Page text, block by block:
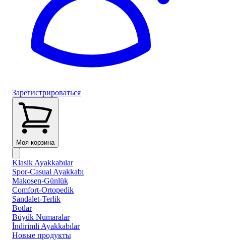
Зарегистрироваться
Моя корзина
Klasik Ayakkabılar
Spor-Casual Ayakkabı
Makosen-Günlük
Comfort-Ortopedik
Sandalet-Terlik
Botlar
Büyük Numaralar
İndirimli Ayakkabılar
Новые продукты